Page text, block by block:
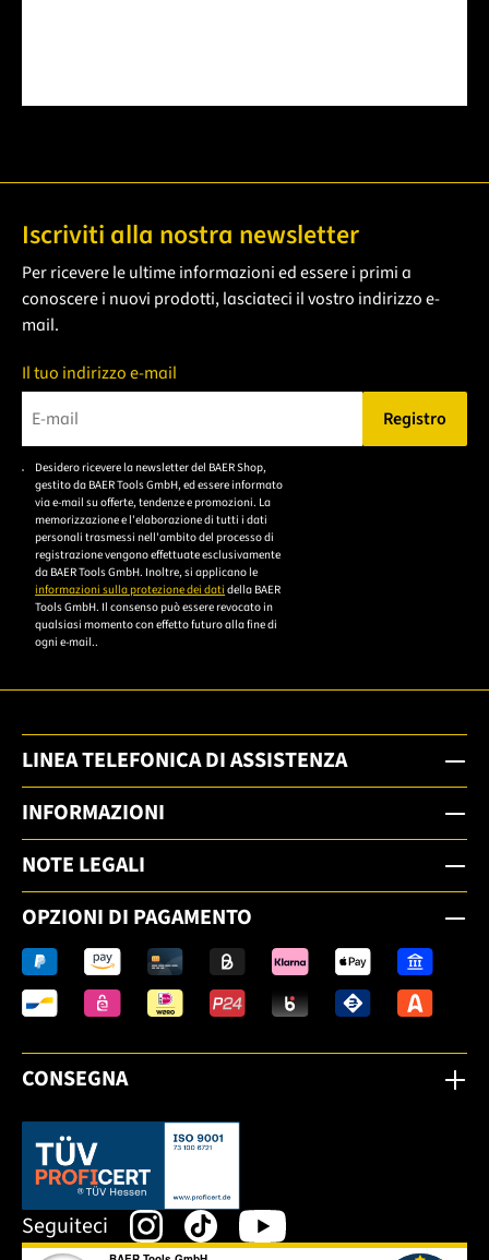
Iscriviti alla nostra newsletter
Per ricevere le ultime informazioni ed essere i primi a
conoscere i nuovi prodotti, lasciateci il vostro indirizzo e-
mail.
Il tuo indirizzo e-mail
Bitte geben Sie eine gültige E-Mail-Adresse ein.
Registro
Desidero ricevere la newsletter del BAER Shop,
gestito da BAER Tools GmbH, ed essere informato
via e-mail su offerte, tendenze e promozioni. La
memorizzazione e l'elaborazione di tutti i dati
personali trasmessi nell'ambito del processo di
registrazione vengono effettuate esclusivamente
da BAER Tools GmbH. Inoltre, si applicano le
informazioni sulla protezione dei dati della BAER
Tools GmbH. Il consenso può essere revocato in
qualsiasi momento con effetto futuro alla fine di
ogni e-mail..
LINEA TELEFONICA DI ASSISTENZA
INFORMAZIONI
NOTE LEGALI
OPZIONI DI PAGAMENTO
CONSEGNA
Dieser Link öffnet sich in einem neuen Tab.
Seguiteci